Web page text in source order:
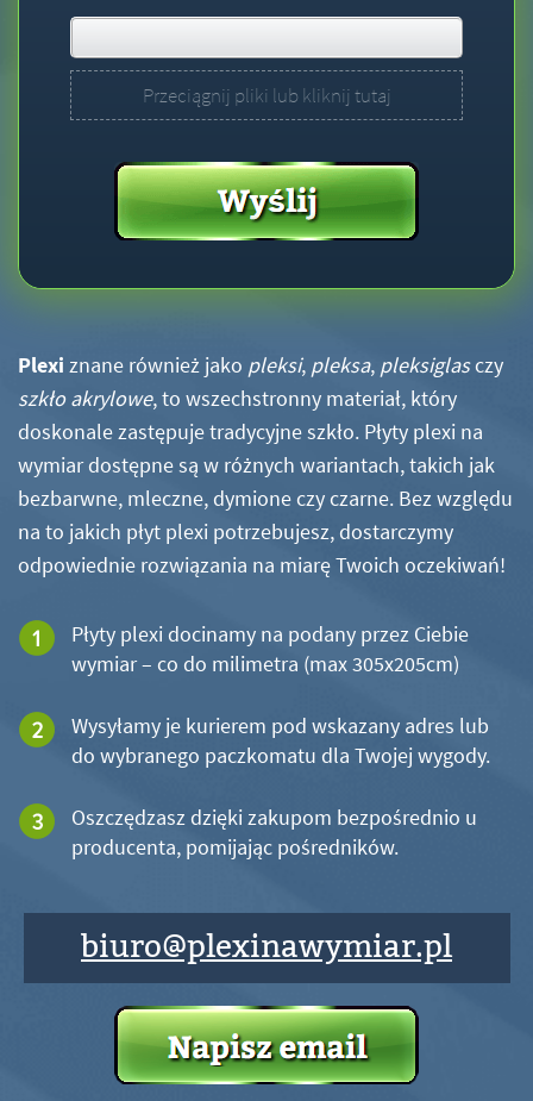
Przeciągnij pliki lub kliknij tutaj
Plexi znane również jako pleksi, pleksa, pleksiglasczy
szkło akrylowe, to wszechstronny materiał, który
doskonale zastępuje tradycyjne szkło. Płyty plexi na
wymiar dostępne są w różnych wariantach, takich jak
bezbarwne, mleczne, dymione czy czarne. Bez względu
na to jakich płyt plexi potrzebujesz, dostarczymy
odpowiednie rozwiązania na miarę Twoich oczekiwań!
Płyty plexi docinamy na podany przez Ciebie
wymiar – co do milimetra (max 305x205cm)
Wysyłamy je kurierem pod wskazany adres lub
do wybranego paczkomatu dla Twojej wygody.
Oszczędzasz dzięki zakupom bezpośrednio u
producenta, pomijając pośredników.
biuro@plexinawymiar.pl